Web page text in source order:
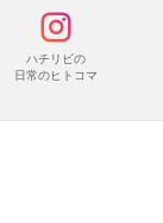
ハチリビの
日常のヒトコマ